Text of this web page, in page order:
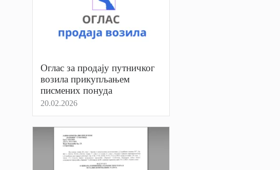
Оглас за продају путничког
возила прикупљањем
писмених понуда
20.02.2026